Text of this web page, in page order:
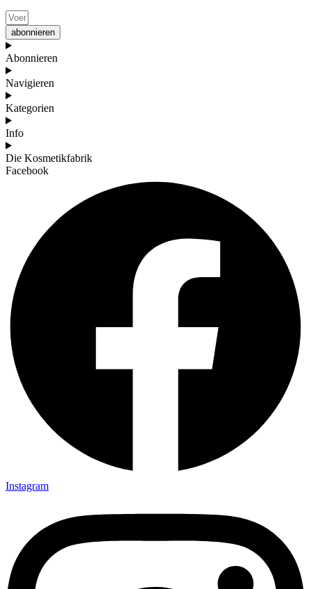
abonnieren
Abonnieren
Navigieren
Kategorien
Info
Die Kosmetikfabrik
Facebook
Instagram